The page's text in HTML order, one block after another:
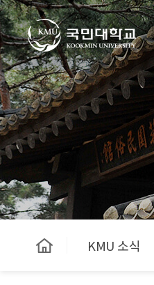
국민대학교
KMU 소식